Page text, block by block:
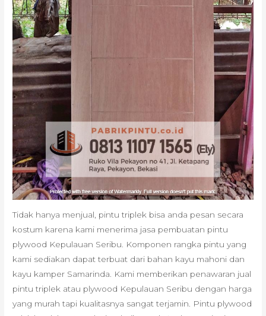
Tidak hanya menjual, pintu triplek bisa anda pesan secara
kostum karena kami menerima jasa pembuatan pintu
plywood Kepulauan Seribu. Komponen rangka pintu yang
kami sediakan dapat terbuat dari bahan kayu mahoni dan
kayu kamper Samarinda. Kami memberikan penawaran jual
pintu triplek atau plywood Kepulauan Seribu dengan harga
yang murah tapi kualitasnya sangat terjamin. Pintu plywood